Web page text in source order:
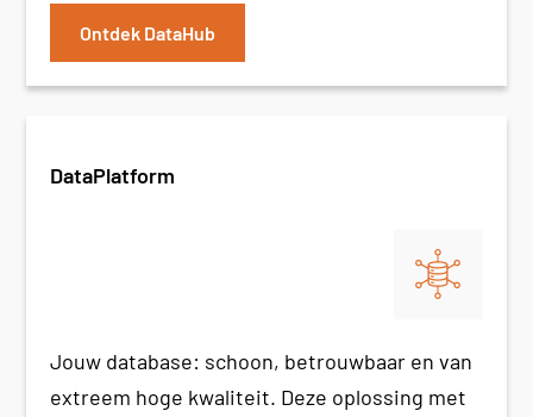
Ontdek DataHub
DataPlatform
Jouw database: schoon, betrouwbaar en van
extreem hoge kwaliteit. Deze oplossing met